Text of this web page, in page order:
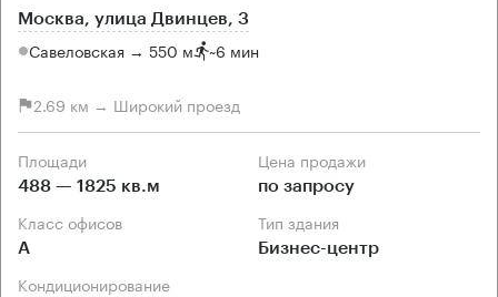
Москва, улица Двинцев, 3
Савеловская → 550 м ~6 мин
2.69 км → Широкий проезд
Площади
488 — 1825 кв.м
Цена продажи
по запросу
Класс офисов
А
Тип здания
Бизнес-центр
Кондиционирование